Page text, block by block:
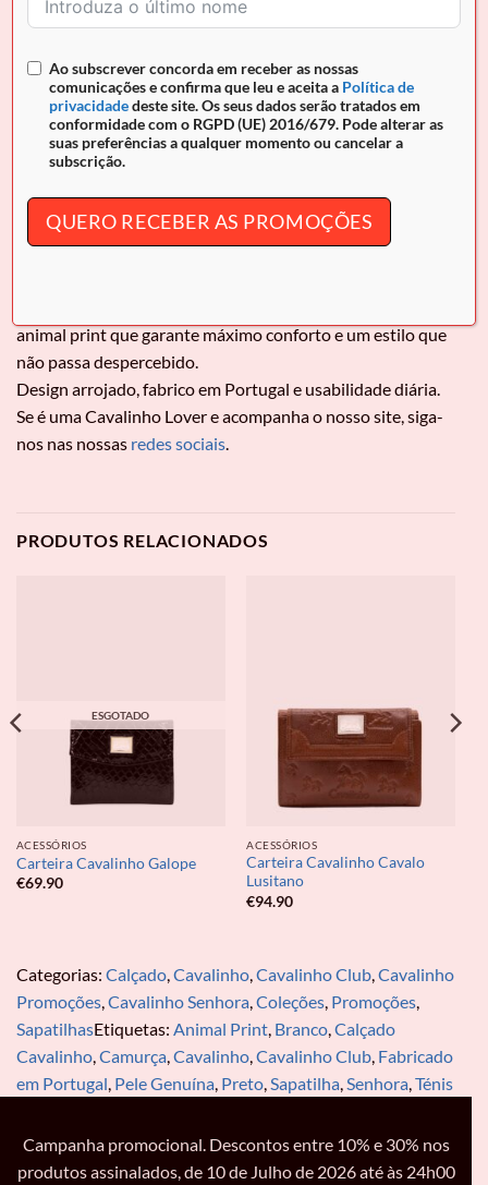
50€ e pagamento seguro
REF:N/A
INFORMAÇÃO ADICIONAL
animal print que garante máximo conforto e um estilo que
não passa despercebido.
Design arrojado, fabrico em Portugal e usabilidade diária.
Se é uma Cavalinho Lover e acompanha o nosso site, siga-
nos nas nossas redes sociais.
PRODUTOS RELACIONADOS
ESGOTADO
ACESSÓRIOS
Carteira Cavalinho Galope
€69.90
ACESSÓRIOS
Carteira Cavalinho Cavalo
Lusitano
€94.90
Categorias: Calçado,Cavalinho,Cavalinho Club,Cavalinho
Promoções,Cavalinho Senhora,Coleções, Promoções,
SapatilhasEtiquetas: Animal Print, Branco,Calçado
Cavalinho,Camurça,Cavalinho,Cavalinho Club, Fabricado
em Portugal, Pele Genuína, Preto,Sapatilha,Senhora,Ténis
Campanha promocional. Descontos entre 10% e 30% nos
produtos assinalados, de 10 de Julho de 2026 até às 24h00
Ao subscrever concorda em receber as nossas
comunicações e confirma que leu e aceita a Política de
privacidadedeste site. Os seus dados serão tratados em
conformidade com o RGPD (UE) 2016/679. Pode alterar as
suas preferências a qualquer momento ou cancelar a
subscrição.
QUERO RECEBER AS PROMOÇÕES